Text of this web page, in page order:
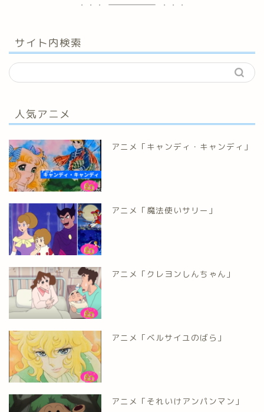
サイト内検索
人気アニメ
アニメ「キャンディ・キャンディ」
アニメ「魔法使いサリー」
アニメ「クレヨンしんちゃん」
アニメ「ベルサイユのばら」
アニメ「それいけアンパンマン」